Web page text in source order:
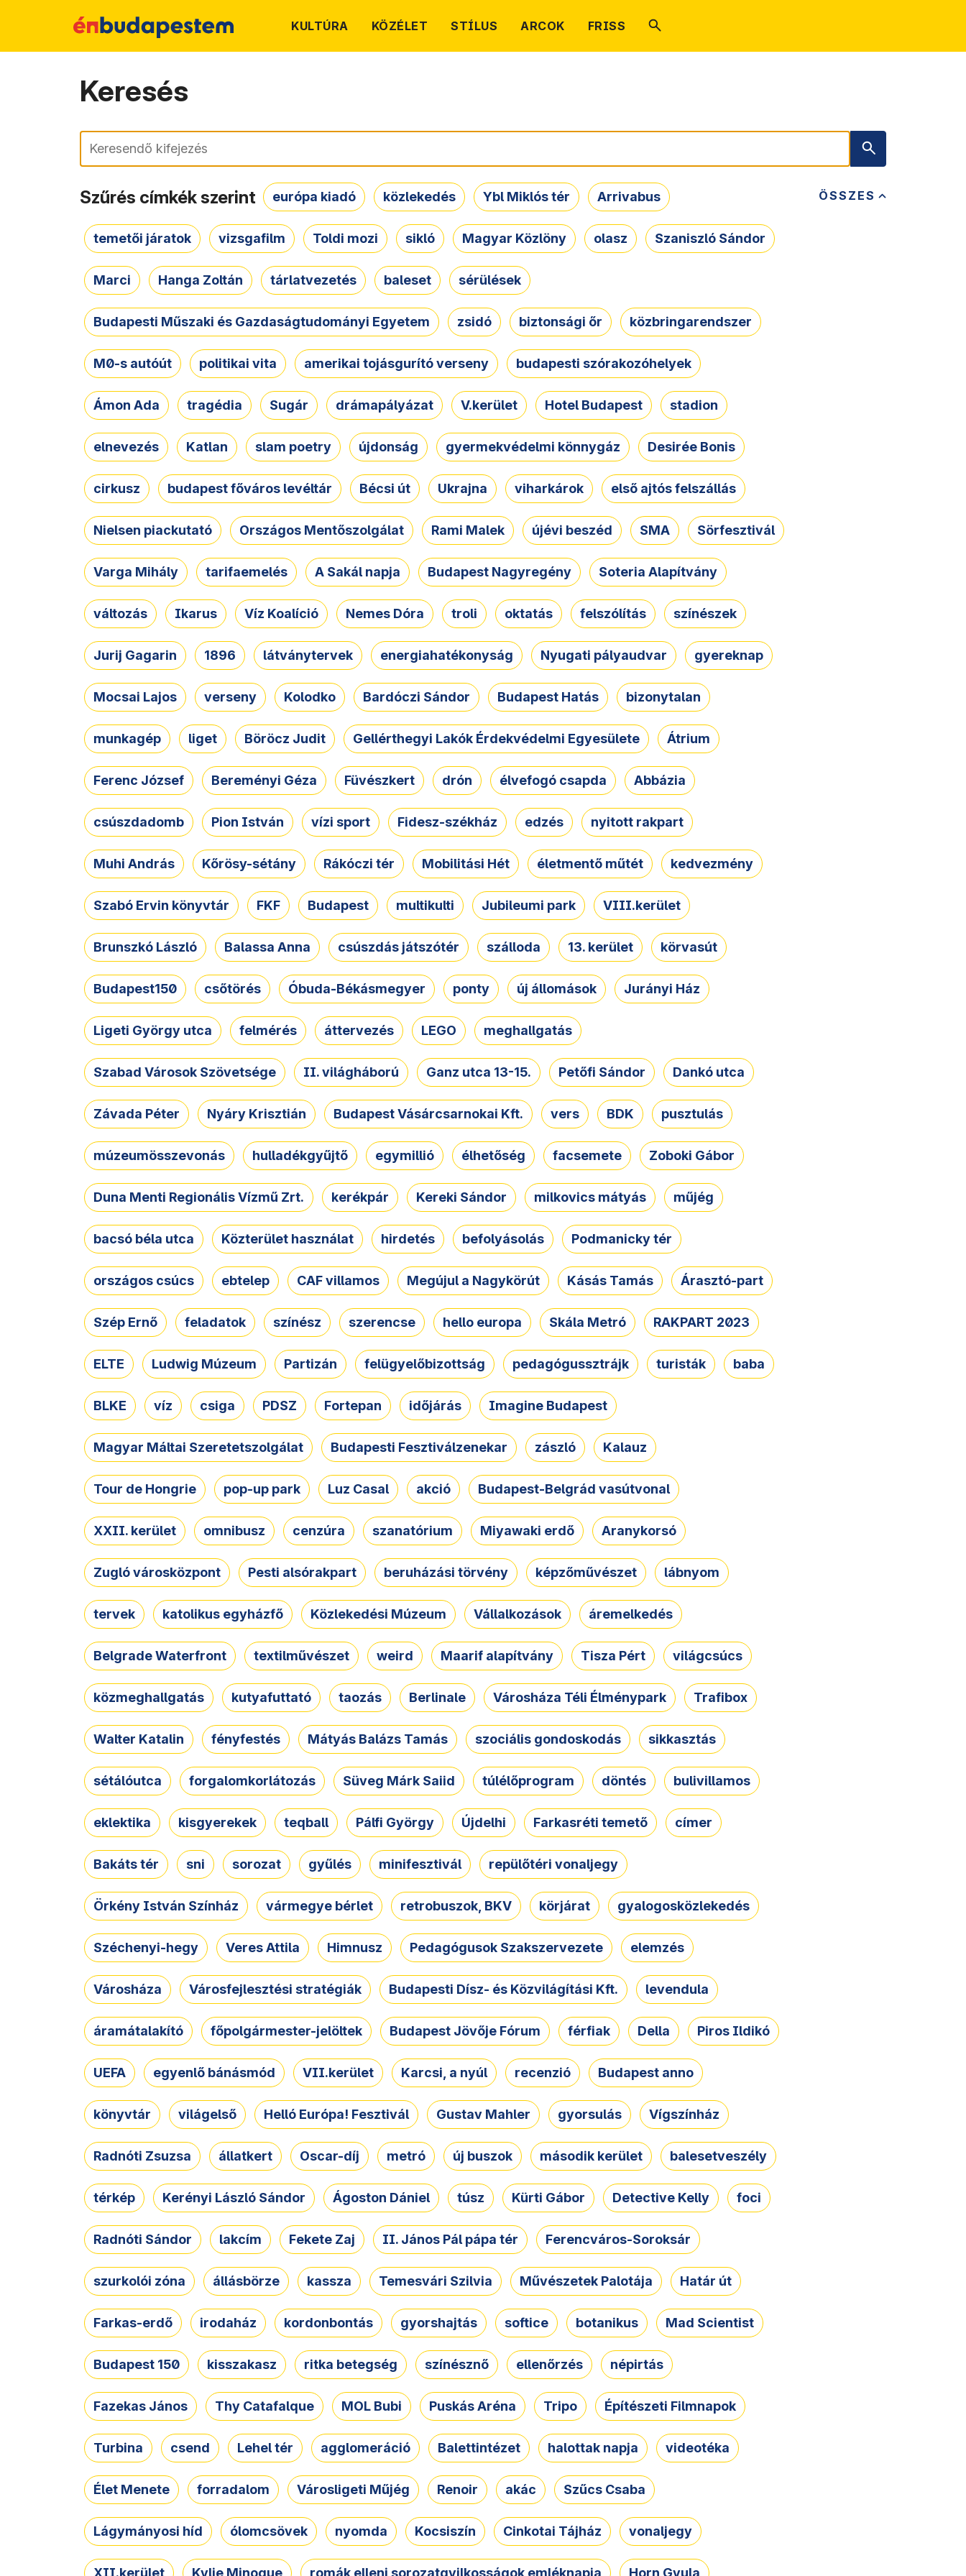
KULTÚRA KÖZÉLET STÍLUS ARCOK FRISS
Keresés
Keresés
ÖSSZES
Szűrés címkék szerint európa kiadó közlekedés Ybl Miklós tér Arrivabus
temetői járatok vizsgafilm Toldi mozi sikló Magyar Közlöny olasz Szaniszló Sándor
Marci Hanga Zoltán tárlatvezetés baleset sérülések
Budapesti Műszaki és Gazdaságtudományi Egyetem zsidó biztonsági őr közbringarendszer
M0-s autóút politikai vita amerikai tojásgurító verseny budapesti szórakozóhelyek
Ámon Ada tragédia Sugár drámapályázat V.kerület Hotel Budapest stadion
elnevezés Katlan slam poetry újdonság gyermekvédelmi könnygáz Desirée Bonis
cirkusz budapest főváros levéltár Bécsi út Ukrajna viharkárok első ajtós felszállás
Nielsen piackutató Országos Mentőszolgálat Rami Malek újévi beszéd SMA Sörfesztivál
Varga Mihály tarifaemelés A Sakál napja Budapest Nagyregény Soteria Alapítvány
változás Ikarus Víz Koalíció Nemes Dóra troli oktatás felszólítás színészek
Jurij Gagarin 1896 látványtervek energiahatékonyság Nyugati pályaudvar gyereknap
Mocsai Lajos verseny Kolodko Bardóczi Sándor Budapest Hatás bizonytalan
munkagép liget Böröcz Judit Gellérthegyi Lakók Érdekvédelmi Egyesülete Átrium
Ferenc József Bereményi Géza Füvészkert drón élvefogó csapda Abbázia
csúszdadomb Pion István vízi sport Fidesz-székház edzés nyitott rakpart
Muhi András Kőrösy-sétány Rákóczi tér Mobilitási Hét életmentő műtét kedvezmény
Szabó Ervin könyvtár FKF Budapest multikulti Jubileumi park VIII.kerület
Brunszkó László Balassa Anna csúszdás játszótér szálloda 13. kerület körvasút
Budapest150 csőtörés Óbuda-Békásmegyer ponty új állomások Jurányi Ház
Ligeti György utca felmérés áttervezés LEGO meghallgatás
Szabad Városok Szövetsége II. világháború Ganz utca 13-15. Petőfi Sándor Dankó utca
Závada Péter Nyáry Krisztián Budapest Vásárcsarnokai Kft. vers BDK pusztulás
múzeumösszevonás hulladékgyűjtő egymillió élhetőség facsemete Zoboki Gábor
Duna Menti Regionális Vízmű Zrt. kerékpár Kereki Sándor milkovics mátyás műjég
bacsó béla utca Közterület használat hirdetés befolyásolás Podmanicky tér
országos csúcs ebtelep CAF villamos Megújul a Nagykörút Kásás Tamás Árasztó-part
Szép Ernő feladatok színész szerencse hello europa Skála Metró RAKPART 2023
ELTE Ludwig Múzeum Partizán felügyelőbizottság pedagógussztrájk turisták baba
BLKE víz csiga PDSZ Fortepan időjárás Imagine Budapest
Magyar Máltai Szeretetszolgálat Budapesti Fesztiválzenekar zászló Kalauz
Tour de Hongrie pop-up park Luz Casal akció Budapest-Belgrád vasútvonal
XXII. kerület omnibusz cenzúra szanatórium Miyawaki erdő Aranykorsó
Zugló városközpont Pesti alsórakpart beruházási törvény képzőművészet lábnyom
tervek katolikus egyházfő Közlekedési Múzeum Vállalkozások áremelkedés
Belgrade Waterfront textilművészet weird Maarif alapítvány Tisza Pért világcsúcs
közmeghallgatás kutyafuttató taozás Berlinale Városháza Téli Élménypark Trafibox
Walter Katalin fényfestés Mátyás Balázs Tamás szociális gondoskodás sikkasztás
sétálóutca forgalomkorlátozás Süveg Márk Saiid túlélőprogram döntés bulivillamos
eklektika kisgyerekek teqball Pálfi György Újdelhi Farkasréti temető címer
Bakáts tér sni sorozat gyűlés minifesztivál repülőtéri vonaljegy
Örkény István Színház vármegye bérlet retrobuszok, BKV körjárat gyalogosközlekedés
Széchenyi-hegy Veres Attila Himnusz Pedagógusok Szakszervezete elemzés
Városháza Városfejlesztési stratégiák Budapesti Dísz- és Közvilágítási Kft. levendula
áramátalakító főpolgármester-jelöltek Budapest Jövője Fórum férfiak Della Piros Ildikó
UEFA egyenlő bánásmód VII.kerület Karcsi, a nyúl recenzió Budapest anno
könyvtár világelső Helló Európa! Fesztivál Gustav Mahler gyorsulás Vígszínház
Radnóti Zsuzsa állatkert Oscar-díj metró új buszok második kerület balesetveszély
térkép Kerényi László Sándor Ágoston Dániel túsz Kürti Gábor Detective Kelly foci
Radnóti Sándor lakcím Fekete Zaj II. János Pál pápa tér Ferencváros-Soroksár
szurkolói zóna állásbörze kassza Temesvári Szilvia Művészetek Palotája Határ út
Farkas-erdő irodaház kordonbontás gyorshajtás softice botanikus Mad Scientist
Budapest 150 kisszakasz ritka betegség színésznő ellenőrzés népirtás
Fazekas János Thy Catafalque MOL Bubi Puskás Aréna Tripo Építészeti Filmnapok
Turbina csend Lehel tér agglomeráció Balettintézet halottak napja videotéka
Élet Menete forradalom Városligeti Műjég Renoir akác Szűcs Csaba
Lágymányosi híd ólomcsövek nyomda Kocsiszín Cinkotai Tájház vonaljegy
XII.kerület Kylie Minogue romák elleni sorozatgyilkosságok emléknapja Horn Gyula